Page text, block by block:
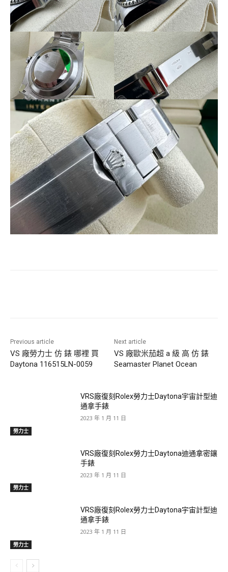
Previous article
VS 廠勞力士 仿 錶 哪裡 買
Daytona 116515LN-0059
Next article
VS 廠歐米茄超 a 級 高 仿 錶
Seamaster Planet Ocean
勞力士
VRS廠復刻Rolex勞力士Daytona宇宙計型迪
通拿手錶
2023 年 1 月 11 日
勞力士
VRS廠復刻Rolex勞力士Daytona迪通拿密鑲
手錶
2023 年 1 月 11 日
勞力士
VRS廠復刻Rolex勞力士Daytona宇宙計型迪
通拿手錶
2023 年 1 月 11 日